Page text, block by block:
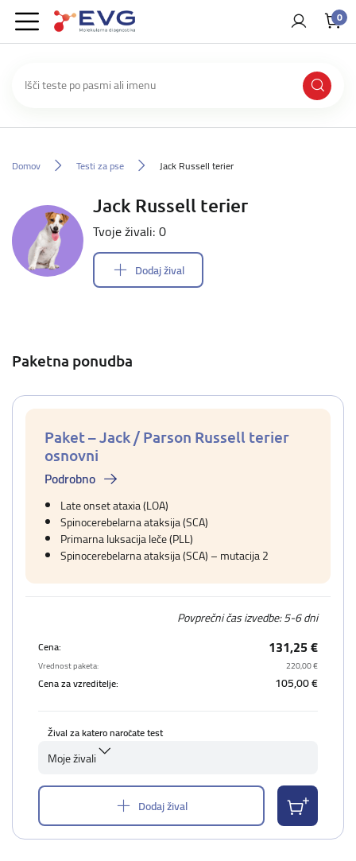
0
Domov Testi za pse Jack Russell terier
Jack Russell terier
Tvoje živali: 0
Dodaj žival
Paketna ponudba
Paket – Jack / Parson Russell terier
osnovni
Podrobno
Late onset ataxia (LOA)
Spinocerebelarna ataksija (SCA)
Primarna luksacija leče (PLL)
Spinocerebelarna ataksija (SCA) – mutacija 2
Povprečni čas izvedbe: 5-6 dni
Cena: 131,25 €
Vrednost paketa: 220,00 €
Cena za vzreditelje: 105,00 €
Žival za katero naročate test
Moje živali
Dodaj žival